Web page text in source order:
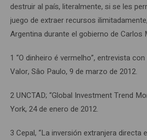
destruir al país, literalmente, si se les
juego de extraer recursos
Argentina durante el gobierno de Carlos
1 “O dinheiro é vermelho”, entrevista
Valor, Sâo Paulo, 9 de marzo de 2012.
2 UNCTAD; “Global Investment Trend
York, 24 de enero de 2012.
3 Cepal, “La inversión extranjera directa